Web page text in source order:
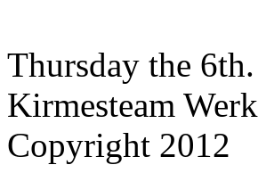
Thursday the 6th.
Kirmesteam
Copyright 2012